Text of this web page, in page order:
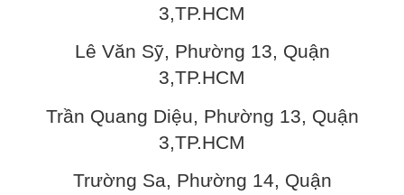
3,TP.HCM
Lê Văn Sỹ, Phường 13, Quận
3,TP.HCM
Trần Quang Diệu, Phường 13, Quận
3,TP.HCM
Trường Sa, Phường 14, Quận